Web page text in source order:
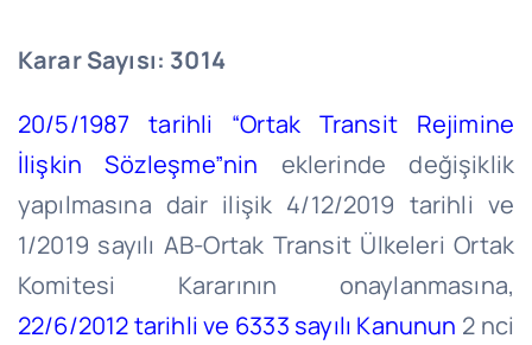
Karar Sayısı: 3014
20/5/1987 tarihli “Ortak Transit Rejimine
İlişkin Sözleşme”nin eklerinde değişiklik
yapılmasına dair ilişik 4/12/2019 tarihli ve
1/2019 sayılı AB-Ortak Transit Ülkeleri Ortak
Komitesi Kararının onaylanmasına,
22/6/2012 tarihli ve 6333 sayılı Kanunun 2 nci